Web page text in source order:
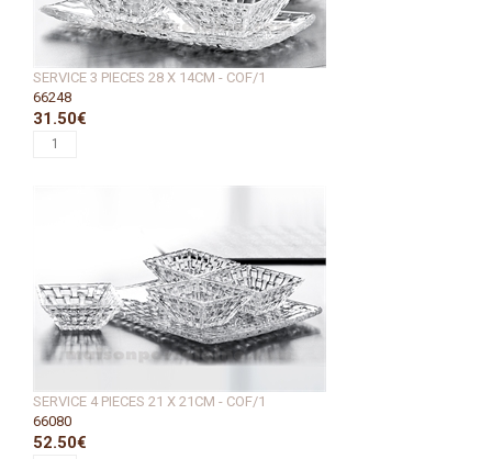
SERVICE 3 PIECES 28 X 14CM - COF/1
66248
31.50€
SERVICE 4 PIECES 21 X 21CM - COF/1
66080
52.50€